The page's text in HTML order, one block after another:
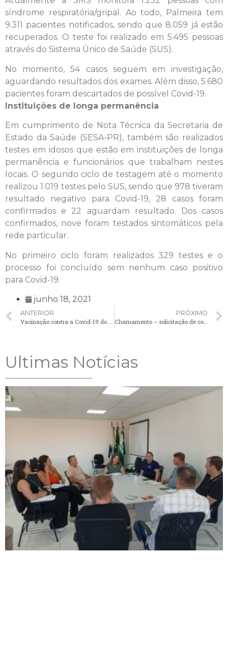
síndrome respiratória/gripal. Ao todo, Palmeira tem
9.311 pacientes notificados, sendo que 8.059 já estão
recuperados. O teste foi realizado em 5.495 pessoas
através do Sistema Único de Saúde (SUS).
No momento, 54 casos seguem em investigação,
aguardando resultados dos exames. Além disso, 5.680
pacientes foram descartados de possível Covid-19.
Instituições de longa permanência
Em cumprimento de Nota Técnica da Secretaria de
Estado da Saúde (SESA-PR), também são realizados
testes em idosos que estão em instituições de longa
permanência e funcionários que trabalham nestes
locais. O segundo ciclo de testagem até o momento
realizou 1.019 testes pelo SUS, sendo que 978 tiveram
resultado negativo para Covid-19, 28 casos foram
confirmados e 22 aguardam resultado. Dos casos
confirmados, nove foram testados sintomáticos pela
rede particular.
No primeiro ciclo foram realizados 329 testes e o
processo foi concluído sem nenhum caso positivo
para Covid-19.
junho 18, 2021
ANTERIOR
Vacinação contra a Covid-19 do público de 50 a 59 anos sem comorbidade é realiza por ordem decrescente de idade
PRÓXIMO
Chamamento – solicitação de comparecimento de candidatos – 18/06
Ultimas Notícias